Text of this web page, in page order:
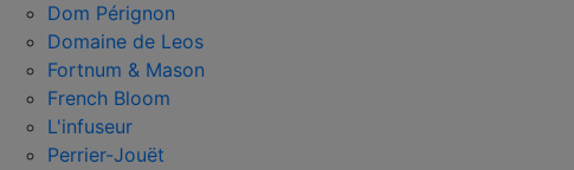
Dom Pérignon
Domaine de Leos
Fortnum & Mason
French Bloom
L'infuseur
Perrier-Jouët